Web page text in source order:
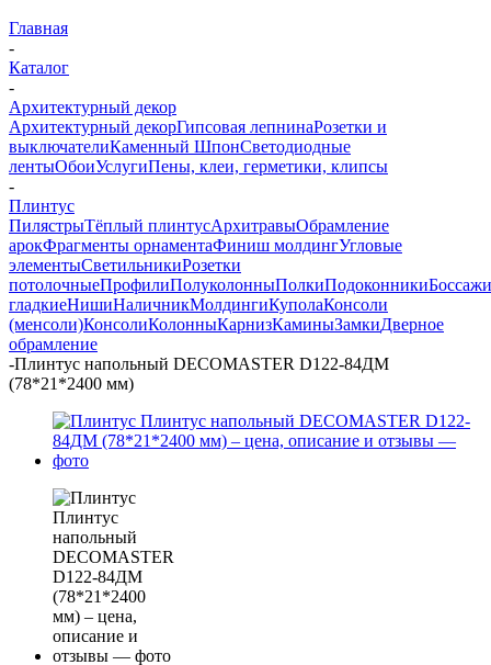
Главная
-
Каталог
-
Архитектурный декор
Архитектурный декорГипсовая лепнинаРозетки и
выключателиКаменный ШпонСветодиодные
лентыОбоиУслугиПены, клеи, герметики, клипсы
-
Плинтус
ПилястрыТёплый плинтусАрхитравыОбрамление
арокФрагменты орнаментаФиниш молдингУгловые
элементыСветильникиРозетки
потолочныеПрофилиПолуколонныПолкиПодоконникиБоссажи
гладкиеНишиНаличникМолдингиКуполаКонсоли
(менсоли)КонсолиКолонныКарнизКаминыЗамкиДверное
обрамление
-Плинтус напольный DECOMASTER D122-84ДМ
(78*21*2400 мм)